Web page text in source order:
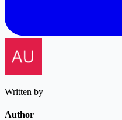
Written by
Author